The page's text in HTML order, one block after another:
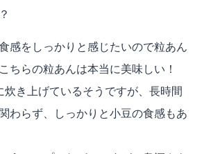
感をしっかりと感じたいので粒あん
ちらの粒あんは本当に美味しい！
炊き上げているそうですが、長時間
わらず、しっかりと小豆の食感もあ